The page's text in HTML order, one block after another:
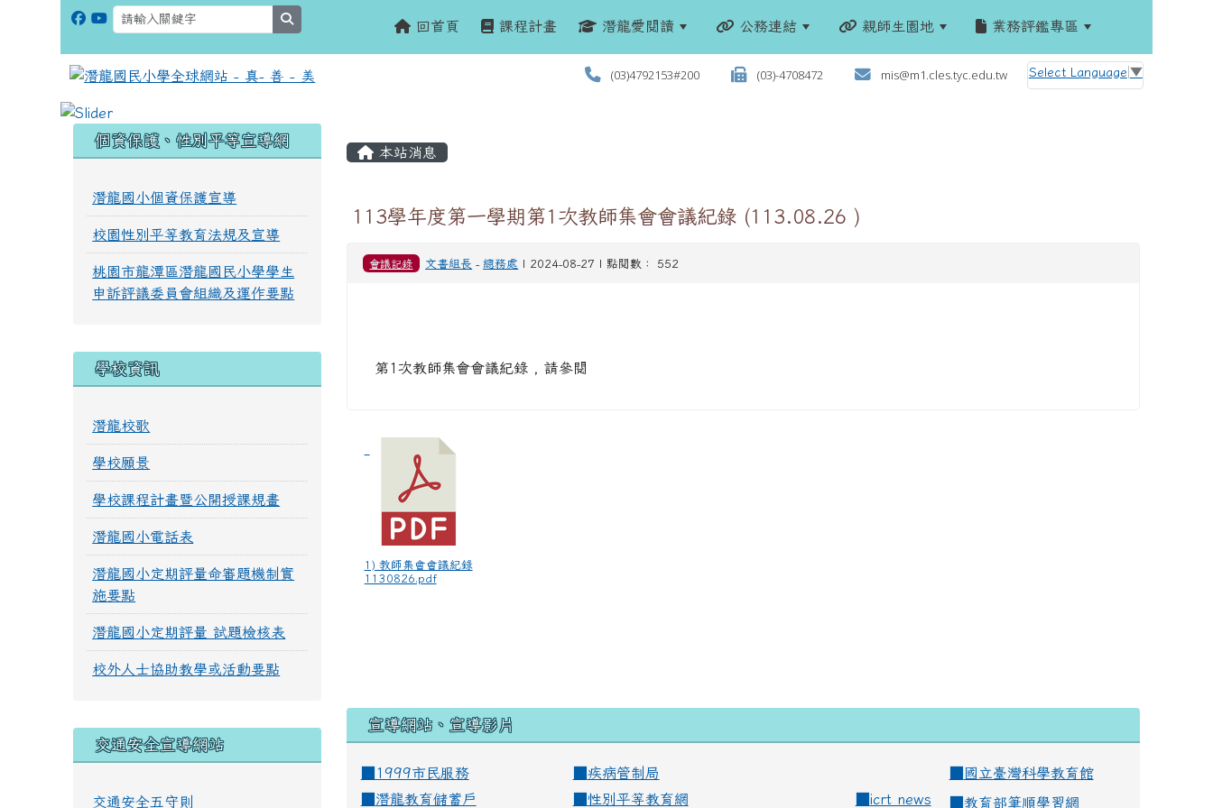
回首頁 課程計畫 潛龍愛閱讀 公務連結 親師生園地 業務評鑑專區
(03)4792153#200 (03)-4708472 mis@m1.cles.tyc.edu.tw Select Language ▼
本站消息
113學年度第一學期第1次教師集會會議紀錄 (113.08.26 )
會議記錄 文書組長 - 總務處 | 2024-08-27 | 點閱數： 552
第1次教師集會會議紀錄 , 請參閱
1) 教師集會會議紀錄
1130826.pdf
宣導網站、宣導影片
■1999市民服務 疾病管制局
國立臺灣科學教育館
潛龍教育儲蓄戶 性別平等教育網 icrt news
教育部筆順學習網
個資保護、性別平等宣導網
潛龍國小個資保護宣導
校園性別平等教育法規及宣導
桃園市龍潭區潛龍國民小學學生
申訴評議委員會組織及運作要點
學校資訊
潛龍校歌
學校願景
學校課程計畫暨公開授課規畫
潛龍國小電話表
潛龍國小定期評量命審題機制實
施要點
潛龍國小定期評量 試題檢核表
校外人士協助教學或活動要點
交通安全宣導網站
交通安全五守則